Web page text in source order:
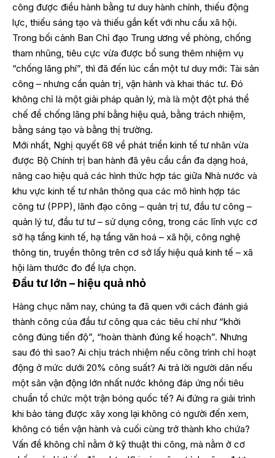
công được điều hành bằng tư duy hành chính, thiếu động
lực, thiếu sáng tạo và thiếu gắn kết với nhu cầu xã hội.
Trong bối cảnh Ban Chỉ đạo Trung ương về phòng, chống
tham nhũng, tiêu cực vừa được bổ sung thêm nhiệm vụ
“chống lãng phí”, thì đã đến lúc cần một tư duy mới: Tài sản
công – nhưng cần quản trị, vận hành và khai thác tư. Đó
không chỉ là một giải pháp quản lý, mà là một đột phá thể
chế để chống lãng phí bằng hiệu quả, bằng trách nhiệm,
bằng sáng tạo và bằng thị trường.
Mới nhất, Nghị quyết 68 về phát triển kinh tế tư nhân vừa
được Bộ Chính trị ban hành đã yêu cầu cần đa dạng hoá,
nâng cao hiệu quả các hình thức hợp tác giữa Nhà nước và
khu vực kinh tế tư nhân thông qua các mô hình hợp tác
công tư (PPP), lãnh đạo công – quản trị tư, đầu tư công –
quản lý tư, đầu tư tư – sử dụng công, trong các lĩnh vực cơ
sở hạ tầng kinh tế, hạ tầng văn hoá – xã hội, công nghệ
thông tin, truyền thông trên cơ sở lấy hiệu quả kinh tế – xã
hội làm thước đo để lựa chọn.
Đầu tư lớn – hiệu quả nhỏ
Hàng chục năm nay, chúng ta đã quen với cách đánh giá
thành công của đầu tư công qua các tiêu chí như “khởi
công đúng tiến độ”, “hoàn thành đúng kế hoạch”. Nhưng
sau đó thì sao? Ai chịu trách nhiệm nếu công trình chỉ hoạt
động ở mức dưới 20% công suất? Ai trả lời người dân nếu
một sân vận động lớn nhất nước không đáp ứng nổi tiêu
chuẩn tổ chức một trận bóng quốc tế? Ai đứng ra giải trình
khi bảo tàng được xây xong lại không có người đến xem,
không có tiền vận hành và cuối cùng trở thành kho chứa?
Vấn đề không chỉ nằm ở kỹ thuật thi công, mà nằm ở cơ